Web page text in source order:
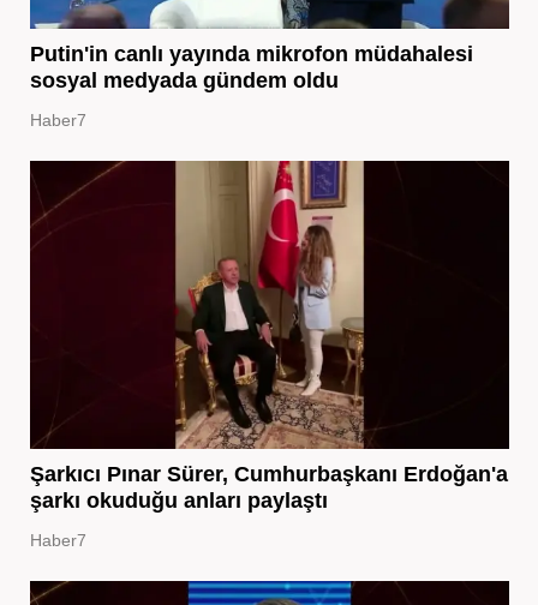
Putin'in canlı yayında mikrofon müdahalesi
sosyal medyada gündem oldu
Haber7
Şarkıcı Pınar Sürer, Cumhurbaşkanı Erdoğan'a
şarkı okuduğu anları paylaştı
Haber7